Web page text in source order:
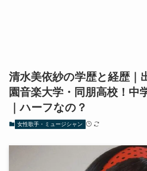
清水美依紗の学歴と経歴｜
園音楽大学・同朋高校！中
｜ハーフなの？
女性歌手・ミュージシャン